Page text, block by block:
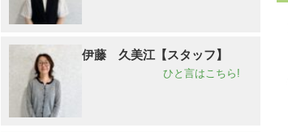
伊藤 久美江【スタッフ】
ひと言はこちら!